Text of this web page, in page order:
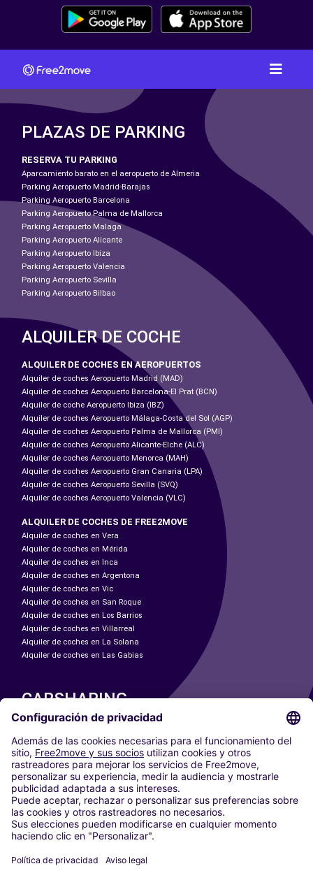
PLAZAS DE PARKING
RESERVA TU PARKING
Aparcamiento barato en el aeropuerto de Almeria
Parking Aeropuerto Madrid-Barajas
Parking Aeropuerto Barcelona
Parking Aeropuerto Palma de Mallorca
Parking Aeropuerto Malaga
Parking Aeropuerto Alicante
Parking Aeropuerto Ibiza
Parking Aeropuerto Valencia
Parking Aeropuerto Sevilla
Parking Aeropuerto Bilbao
ALQUILER DE COCHE
ALQUILER DE COCHES EN AEROPUERTOS
Alquiler de coches Aeropuerto Madrid (MAD)
Alquiler de coches Aeropuerto Barcelona-El Prat (BCN)
Alquiler de coche Aeropuerto Ibiza (IBZ)
Alquiler de coches Aeropuerto Málaga-Costa del Sol (AGP)
Alquiler de coches Aeropuerto Palma de Mallorca (PMI)
Alquiler de coches Aeropuerto Alicante-Elche (ALC)
Alquiler de coches Aeropuerto Menorca (MAH)
Alquiler de coches Aeropuerto Gran Canaria (LPA)
Alquiler de coches Aeropuerto Sevilla (SVQ)
Alquiler de coches Aeropuerto Valencia (VLC)
ALQUILER DE COCHES DE FREE2MOVE
Alquiler de coches en Vera
Alquiler de coches en Mérida
Alquiler de coches en Inca
Alquiler de coches en Argentona
Alquiler de coches en Vic
Alquiler de coches en San Roque
Alquiler de coches en Los Barrios
Alquiler de coches en Villarreal
Alquiler de coches en La Solana
Alquiler de coches en Las Gabias
CARSHARING
NUESTRAS CIUDADES
Paris
Madrid
Washington DC
Milán
Roma
Turín
Viena
Berlín
Düsseldorf